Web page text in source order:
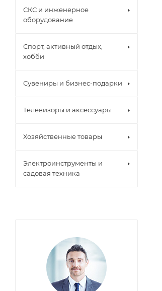
СКС и инженерное
оборудование
Спорт, активный отдых,
хобби
Сувениры и бизнес-подарки
Телевизоры и аксессуары
Хозяйственные товары
Электроинструменты и
садовая техника